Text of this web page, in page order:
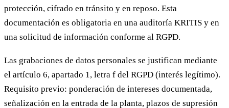
protección, cifrado en tránsito y en reposo. Esta
documentación es obligatoria en una auditoría KRITIS y en
una solicitud de información conforme al RGPD.
Las grabaciones de datos personales se justifican mediante
el artículo 6, apartado 1, letra f del RGPD (interés legítimo).
Requisito previo: ponderación de intereses documentada,
señalización en la entrada de la planta, plazos de supresión